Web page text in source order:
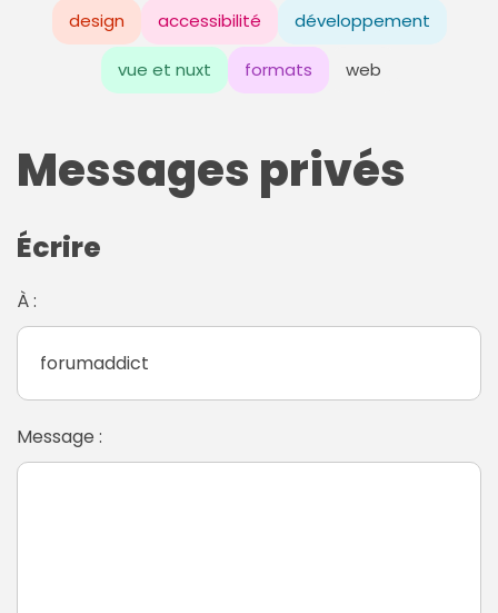
design accessibilité développement
vue et nuxt formats web
Messages privés
Écrire
À :
Message :